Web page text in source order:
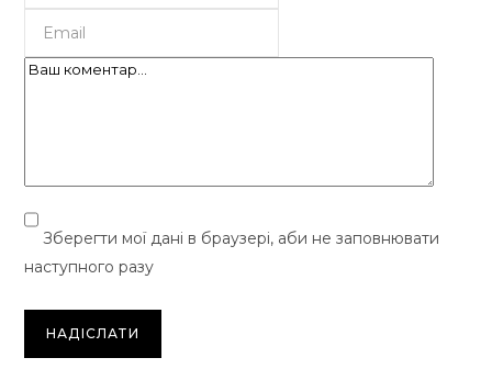
Зберегти мої дані в браузері, аби не заповнювати
наступного разу